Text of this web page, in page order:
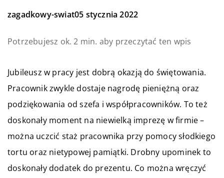
zagadkowy-swiat05 stycznia 2022
Potrzebujesz ok. 2 min. aby przeczytać ten wpis
Jubileusz w pracy jest dobrą okazją do świętowania.
Pracownik zwykle dostaje nagrodę pieniężną oraz
podziękowania od szefa i współpracowników. To też
doskonały moment na niewielką imprezę w firmie –
można uczcić staż pracownika przy pomocy słodkiego
tortu oraz nietypowej pamiątki. Drobny upominek to
doskonały dodatek do prezentu. Co można wręczyć